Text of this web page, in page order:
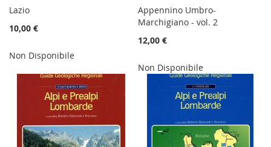
Lazio
10,00 €
Non Disponibile
Appennino Umbro-
Marchigiano - vol. 2
12,00 €
Non Disponibile